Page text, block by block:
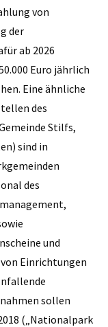
von
der
ab 2026
Euro jährlich
Eine ähnliche
des
Stilfs,
sind in
des
und
Einrichtungen
sollen
(„Nationalpark